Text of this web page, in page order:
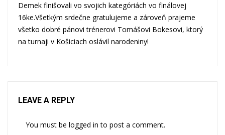
Demek finišovali vo svojich kategóriách vo finálovej
16ke.Všetkým srdečne gratulujeme a zároveň prajeme
všetko dobré pánovi trénerovi Tomášovi Bokesovi, ktorý
na turnaji v Košiciach oslávil narodeniny!
LEAVE A REPLY
You must be logged in to post a comment.